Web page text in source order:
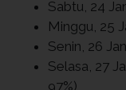
Sabtu, 24
Minggu, 25
Senin, 26
Selasa, 27
97%)